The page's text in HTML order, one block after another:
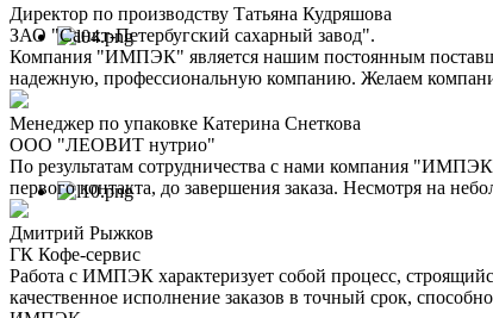
Директор по производству Татьяна Кудряшова
ЗАО "Санкт-Петербугский сахарный завод".
Компания "ИМПЭК" является нашим постоянным
надежную, профессиональную компанию. Желаем
Менеджер по упаковке Катерина Снеткова
ООО "ЛЕОВИТ нутрио"
По результатам сотрудничества с нами компания
первого контакта, до завершения заказа. Несмотря на
Дмитрий Рыжков
ГК Кофе-сервис
Работа с ИМПЭК характеризует собой процесс,
качественное исполнение заказов в точный срок,